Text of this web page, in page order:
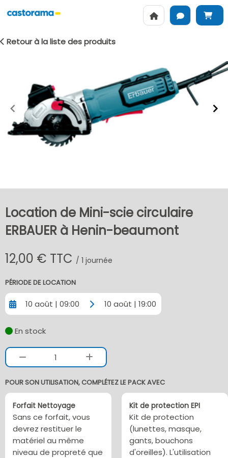
Retour à la liste des produits
Location de Mini-scie circulaire
ERBAUER à Henin-beaumont
12,00 € TTC / 1 journée
PÉRIODE DE LOCATION
10 août | 09:00 10 août | 19:00
En stock
1
POUR SON UTILISATION, COMPLÉTEZ LE PACK AVEC
Forfait Nettoyage
Sans ce forfait, vous
devrez restituer le
matériel au même
niveau de propreté que
Kit de protection EPI
Kit de protection
(lunettes, masque,
gants, bouchons
d'oreilles). L'utilisation